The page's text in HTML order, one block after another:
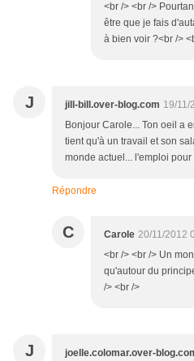
<br /> <br />
être que je fais
à bien voir ?<br />
J jill-bill.over-blog.com 19/11/
Bonjour Carole... Ton oeil a
tient qu'à un travail et son
monde actuel... l'emploi pour
Répondre
C Carole 20/11/2012
<br /> <br /> Un
qu'autour du
/> <br />
J joelle.colomar.over-